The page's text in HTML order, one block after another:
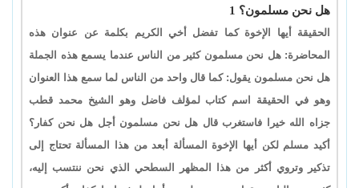
هل نحن مسلمون؟ 1
الحقيقة أيها الإخوة كما تفضل أخي الكريم بكلمة عن عنوان هذه
المحاضرة: هل نحن مسلمون كثير من الناس عندما يسمع هذه الجملة
هل نحن مسلمون يقول: كما قال واحد من الناس لما سمع هذا العنوان
وهو في الحقيقة اسم كتاب لمؤلف فاضل وهو الشيخ محمد قطب
جزاه الله خيرا فاستغرب قال هل نحن مسلمون أجل هل نحن كفار؟
أكيد مسلم لكن أيها الإخوة المسألة أبعد من هذا المسألة تحتاج إلى
تذكير وتروي أكثر من هذا المظهر السطحي الذي نحن ننتسب إليه،